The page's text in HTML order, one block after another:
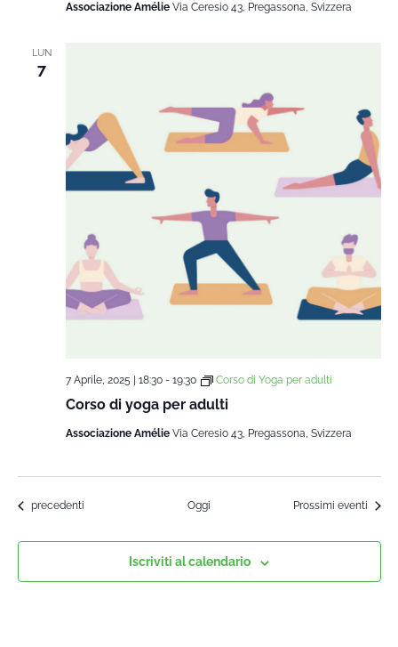
Associazione Amélie Via Ceresio 43, Pregassona, Svizzera
LUN
7
Corso di yoga per adulti
7 Aprile, 2025 | 18:30- 19:30 Corso di Yoga per adulti
Associazione Amélie Via Ceresio 43, Pregassona, Svizzera
Corsi
precedenti Oggi Prossimi eventi
Iscriviti al calendario